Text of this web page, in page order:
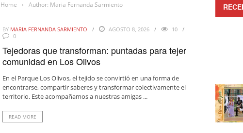
Home › Author: Maria Fernanda Sarmiento
BY MARIA FERNANDA SARMIENTO AGOSTO 8, 2026
10
0
Tejedoras que transforman: puntadas para tejer
comunidad en Los Olivos
En el Parque Los Olivos, el tejido se convirtió en una forma de
encontrarse, compartir saberes y transformar colectivamente el
territorio. Este acompañamos a nuestras amigas ...
READ MORE